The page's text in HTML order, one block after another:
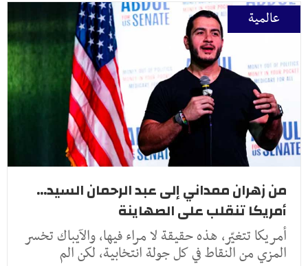
عالمية
من زهران ممداني إلى عبد الرحمان السيد...
أمريكا تنقلب على الصهاينة
أمريكا تتغيّر، هذه حقيقة لا مراء فيها، والآيباك تخسر
المزي من النقاط في كل جولة انتخابية، لكن الم